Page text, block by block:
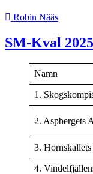
Robin Nääs
SM-Kval
Namn
1.
2. Aspbergets
3.
4.